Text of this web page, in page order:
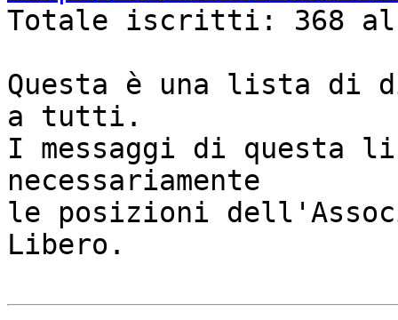
Totale iscritti: 368 al
Questa è una lista di
a tutti.
I messaggi di questa
necessariamente
le posizioni
Libero.